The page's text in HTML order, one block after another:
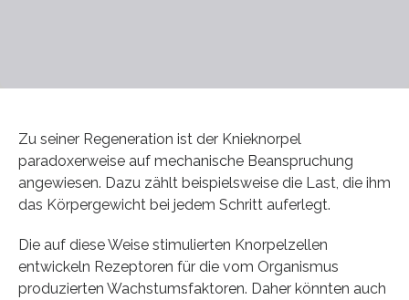
Zu seiner Regeneration ist der Knieknorpel
paradoxerweise auf mechanische Beanspruchung
angewiesen. Dazu zählt beispielsweise die Last, die ihm
das Körpergewicht bei jedem Schritt auferlegt.
Die auf diese Weise stimulierten Knorpelzellen
entwickeln Rezeptoren für die vom Organismus
produzierten Wachstumsfaktoren. Daher könnten auch